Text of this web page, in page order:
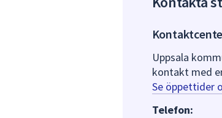
Uppsala
kontakt med
Se öppettider
Telefon: